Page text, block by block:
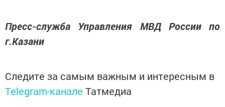
Пресс-служба Управления МВД России по
г.Казани
Следите за самым важным и интересным в
Telegram-канале Татмедиа